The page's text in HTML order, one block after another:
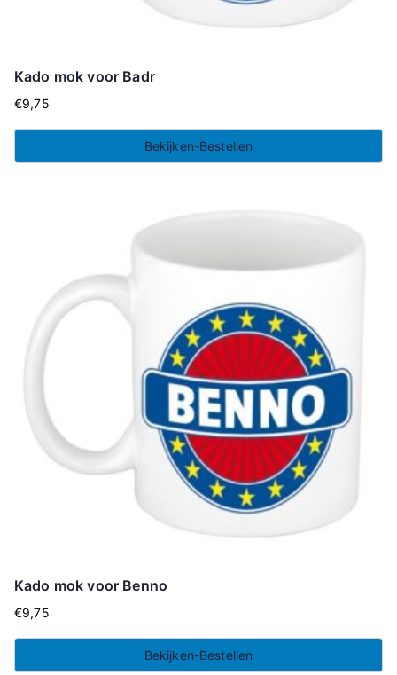
Kado mok voor Badr
€9,75
Bekijken-Bestellen
Kado mok voor Benno
€9,75
Bekijken-Bestellen